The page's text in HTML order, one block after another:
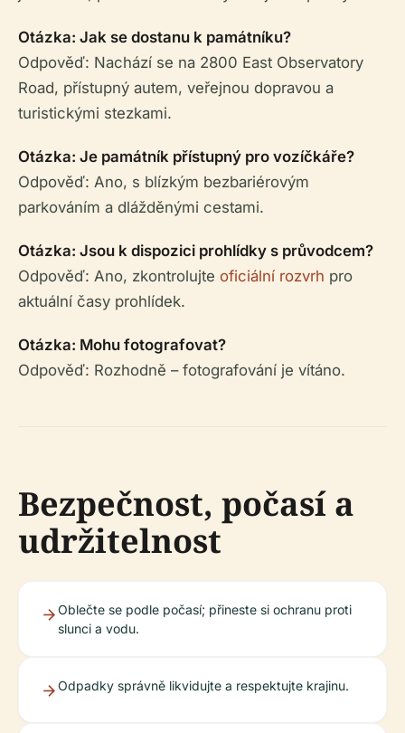
Otázka: Jak se dostanu k památníku?
Odpověď: Nachází se na 2800 East Observatory
Road, přístupný autem, veřejnou dopravou a
turistickými stezkami.
Otázka: Je památník přístupný pro vozíčkáře?
Odpověď: Ano, s blízkým bezbariérovým
parkováním a dlážděnými cestami.
Otázka: Jsou k dispozici prohlídky s průvodcem?
Odpověď: Ano, zkontrolujte oficiální rozvrh pro
aktuální časy prohlídek.
Otázka: Mohu fotografovat?
Odpověď: Rozhodně – fotografování je vítáno.
Bezpečnost, počasí a
udržitelnost
Oblečte se podle počasí; přineste si ochranu proti
slunci a vodu.
Odpadky správně likvidujte a respektujte krajinu.